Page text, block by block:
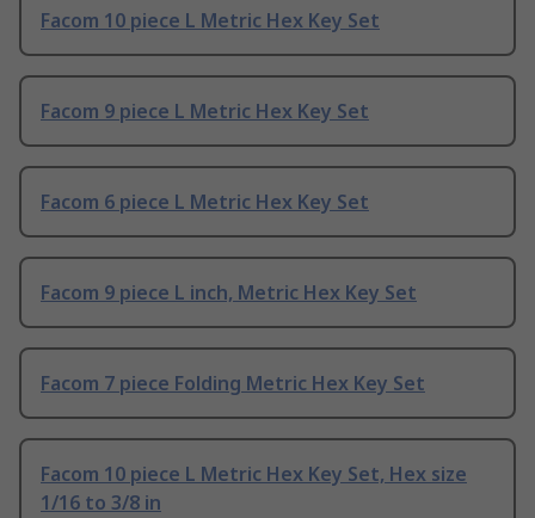
Facom 10 piece L Metric Hex Key Set
Facom 9 piece L Metric Hex Key Set
Facom 6 piece L Metric Hex Key Set
Facom 9 piece L inch, Metric Hex Key Set
Facom 7 piece Folding Metric Hex Key Set
Facom 10 piece L Metric Hex Key Set, Hex size
1/16 to 3/8 in